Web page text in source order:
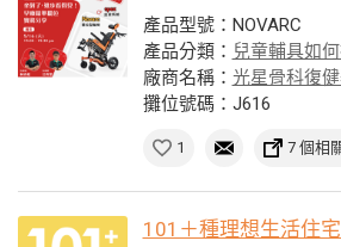
產品型號：NOVARC
產品分類： 兒童輔具如
廠商名稱： 光星骨科復
攤位號碼：J616
1 7 個相
101＋種理想生活住